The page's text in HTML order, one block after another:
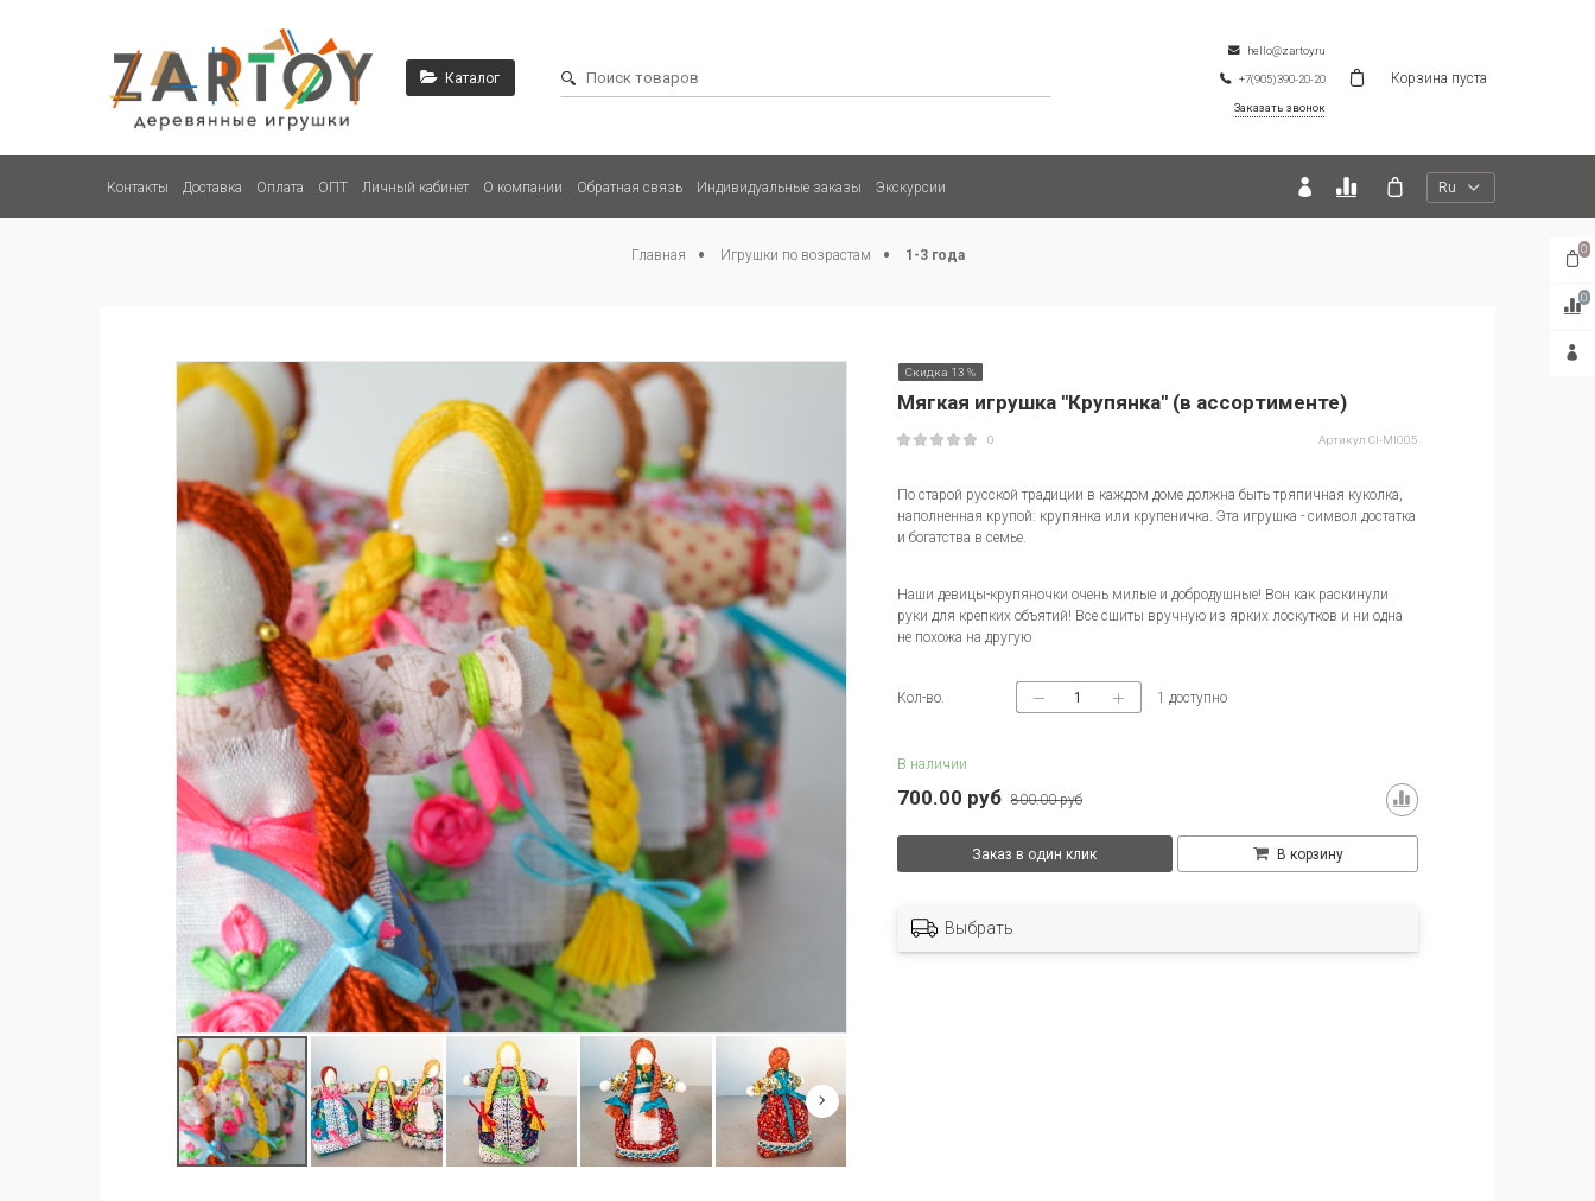
Каталог
hello@zartoy.ru
+7(905)390-20-20
Заказать звонок
Корзина пуста
Контакты Доставка Оплата ОПТ Личный кабинет О компании Обратная связь Индивидуальные заказы Экскурсии Ru
Главная Игрушки по возрастам 1-3 года
Скидка 13 %
0 АртикулCI-MI005
Мягкая игрушка "Крупянка" (в ассортименте)
В наличии
700.00 руб 800.00 руб
По старой русской традиции в каждом доме должна быть тряпичная куколка,
наполненная крупой: крупянка или крупеничка. Эта игрушка - символ достатка
и богатства в семье.
Наши девицы-крупяночки очень милые и добродушные! Вон как раскинули
руки для крепких объятий! Все сшиты вручную из ярких лоскутков и ни одна
не похожа на другую
Кол-во. 1 доступно
Заказ в один клик В корзину
Выбрать
0
0